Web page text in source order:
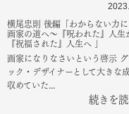
横尾忠則 後編「わからない力に
画家の道へ～『呪われた』人生
『祝福された』人生へ 」
画家になりなさいという啓示 グ
ック・デザイナーとして大きな
収めていた...
続きを